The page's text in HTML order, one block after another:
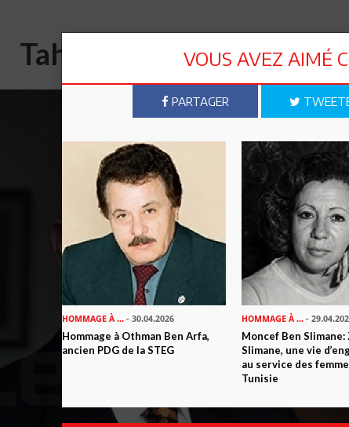
Taher Sioud est décédé
VOUS AVEZ AIMÉ
PARTAGER
HOMMAGE À ... - 30.04.2026
Hommage à Othman Ben Arfa,
ancien PDG de la STEG
HOMMAGE À ... -
Moncef Ben Slimane:
Slimane, une vie
au service des
Tunisie